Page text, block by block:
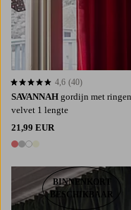
SAVANNAH gordijn met
velvet 1 lengte
21,99 EUR
4 kleuren
4,6 op basis van 40
4,6 (40)
BINNENKORT
BESCHIKBAAR